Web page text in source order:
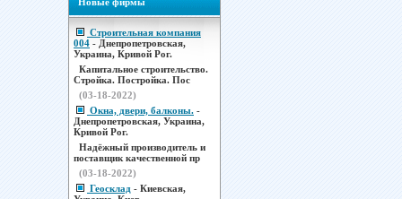
Строительная компания
004 - Днепропетровская,
Украина, Кривой Рог.
Капитальное строительство.
Стройка. Постройка. Пос
(03-18-2022)
Окна, двери, балконы. -
Днепропетровская, Украина,
Кривой Рог.
Надёжный производитель и
поставщик качественной пр
(03-18-2022)
Геосклад - Киевская,